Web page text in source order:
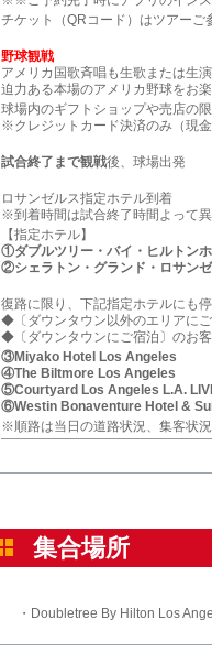
チケット（QRコード）はツアーご
野球観戦
アメリカ国歌斉唱も生歌または生
迫力ある本場のアメリカ野球をお楽
球場内のギフトショップや売店の
※クレジットカード決済のみ（現
試合終了まで観戦後、球場出発
ロサンゼルス指定ホテル到着
※到着時間は試合終了時間よって異
【指定ホテル】
①ダブルツリー・バイ・ヒルトン
②シェラトン・グランド・ロサン
復路に限り、下記指定ホテルにも停
◆〔ダウンタウン以外のエリアにご
◆〔ダウンタウンにご宿泊〕のお
③Miyako Hotel Los Angeles
④The Biltmore Los Angeles
⑤Courtyard Los Angeles L.A.
⑥Westin Bonaventure Hotel &
※順路は当日の道路状況、集客状況
集合場所
・Doubletree By Hilton Los